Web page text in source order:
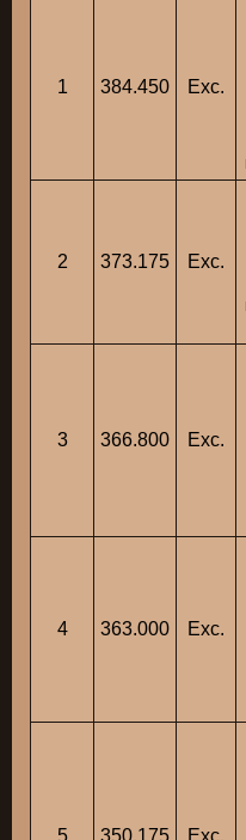
1 384.450 Exc.
2 373.175 Exc.
3 366.800 Exc.
4 363.000 Exc.